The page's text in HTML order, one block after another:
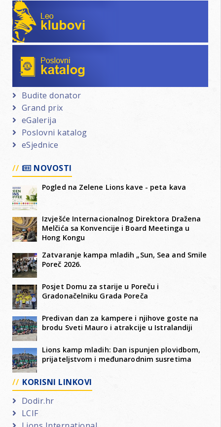
Leo klubovi
Budite donator
Grand prix
eGalerija
Poslovni katalog
eSjednice
NOVOSTI
Pogled na Zelene Lions kave - peta kava
Izvješće Internacionalnog Direktora Dražena
Melčića sa Konvencije i Board Meetinga u
Hong Kongu
Zatvaranje kampa mladih „Sun, Sea and Smile
Poreč 2026.
Posjet Domu za starije u Poreču i
Gradonačelniku Grada Poreča
Predivan dan za kampere i njihove goste na
brodu Sveti Mauro i atrakcije u Istralandiji
Lions kamp mladih: Dan ispunjen plovidbom,
prijateljstvom i međunarodnim susretima
KORISNI LINKOVI
Dodir.hr
LCIF